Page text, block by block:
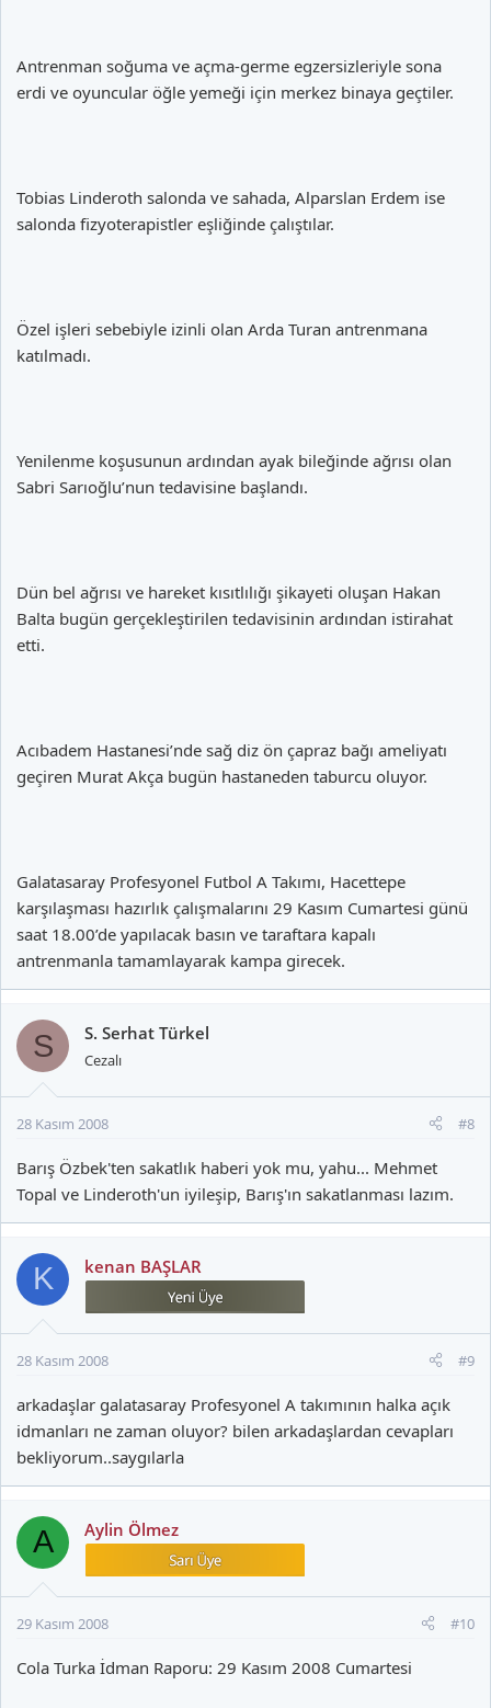
Antrenman soğuma ve açma-germe egzersizleriyle sona
erdi ve oyuncular öğle yemeği için merkez binaya geçtiler.
Tobias Linderoth salonda ve sahada, Alparslan Erdem ise
salonda fizyoterapistler eşliğinde çalıştılar.
Özel işleri sebebiyle izinli olan Arda Turan antrenmana
katılmadı.
Yenilenme koşusunun ardından ayak bileğinde ağrısı olan
Sabri Sarıoğlu’nun tedavisine başlandı.
Dün bel ağrısı ve hareket kısıtlılığı şikayeti oluşan Hakan
Balta bugün gerçekleştirilen tedavisinin ardından istirahat
etti.
Acıbadem Hastanesi’nde sağ diz ön çapraz bağı ameliyatı
geçiren Murat Akça bugün hastaneden taburcu oluyor.
Galatasaray Profesyonel Futbol A Takımı, Hacettepe
karşılaşması hazırlık çalışmalarını 29 Kasım Cumartesi günü
saat 18.00’de yapılacak basın ve taraftara kapalı
antrenmanla tamamlayarak kampa girecek.
S S. Serhat Türkel
Cezalı
28 Kasım 2008 #8
Barış Özbek'ten sakatlık haberi yok mu, yahu... Mehmet
Topal ve Linderoth'un iyileşip, Barış'ın sakatlanması lazım.
K kenan BAŞLAR
28 Kasım 2008 #9
arkadaşlar galatasaray Profesyonel A takımının halka açık
idmanları ne zaman oluyor? bilen arkadaşlardan cevapları
bekliyorum..saygılarla
A Aylin Ölmez
29 Kasım 2008 #10
Cola Turka İdman Raporu: 29 Kasım 2008 Cumartesi